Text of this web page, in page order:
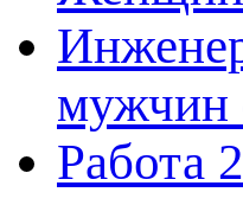
мужчин
Работа